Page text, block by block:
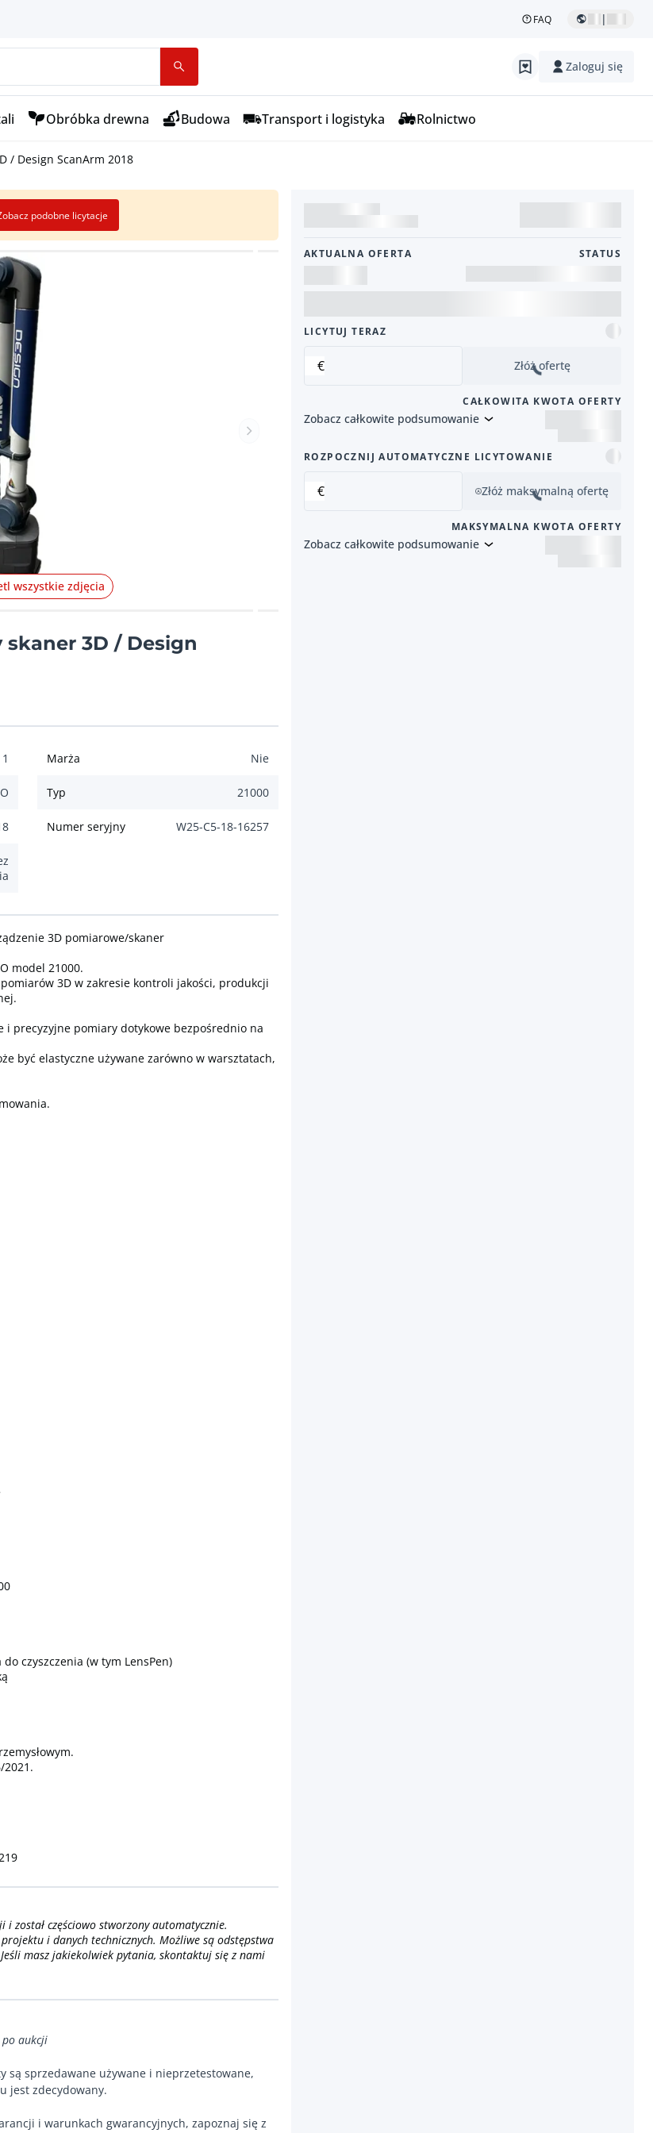
FAQ |
Zaloguj się
Obróbka drewna Budowa Transport i logistyka Rolnictwo
/ Design ScanArm 2018
podobne licytacje
Następna pozycja
wszystkie zdjęcia
skaner 3D / Design
AKTUALNA OFERTA STATUS
LICYTUJ TERAZ
€ Złóż ofertę
CAŁKOWITA KWOTA OFERTY
Zobacz całkowite podsumowanie
ROZPOCZNIJ AUTOMATYCZNE LICYTOWANIE
€ Złóż maksymalną ofertę
MAKSYMALNA KWOTA OFERTY
Zobacz całkowite podsumowanie
1 Marża Nie
Typ 21000
Numer seryjny W25-C5-18-16257
3D pomiarowe/skaner
model 21000.
3D w zakresie kontroli jakości, produkcji
i precyzyjne pomiary dotykowe bezpośrednio na
być elastyczne używane zarówno w warsztatach,
czyszczenia (w tym LensPen)
został częściowo stworzony automatycznie.
i danych technicznych. Możliwe są odstępstwa
masz jakiekolwiek pytania, skontaktuj się z nami
aukcji
są sprzedawane używane i nieprzetestowane,
jest zdecydowany.
i warunkach gwarancyjnych, zapoznaj się z